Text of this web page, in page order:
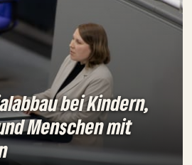
bei Kindern,
Menschen mit